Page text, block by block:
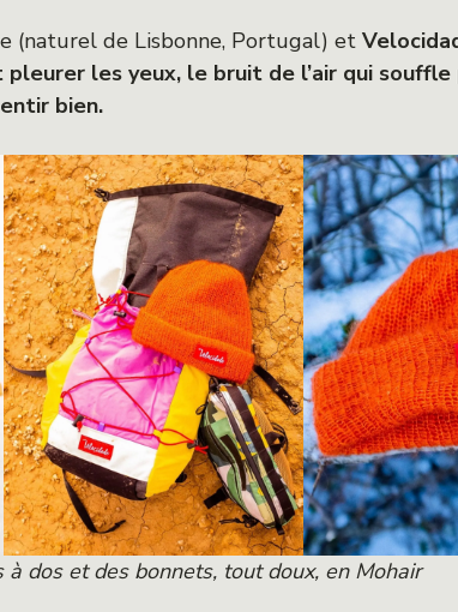
(naturel de Lisbonne, Portugal) et
les yeux, le bruit de l’air qui souffle
bien.
à dos et des bonnets, tout doux, en Mohair